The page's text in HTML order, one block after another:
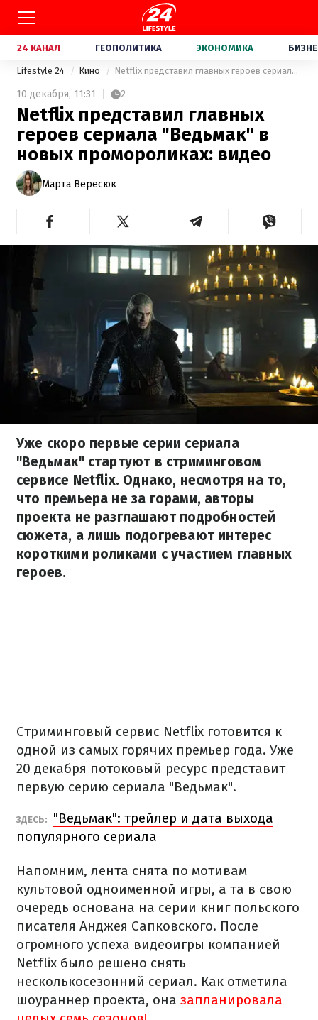
24 КАНАЛ ГЕОПОЛИТИКА ЭКОНОМИКА
Lifestyle 24 Кино Netflix представил главных героев сериала "Ведьмак" в новых промороликах: видео
10 декабря, 11:31 2
Netflix представил главных
героев сериала "Ведьмак" в
новых промороликах: видео
Марта Вересюк
Уже скоро первые серии сериала
"Ведьмак" стартуют в стриминговом
сервисе Netflix. Однако, несмотря на то,
что премьера не за горами, авторы
проекта не разглашают подробностей
сюжета, а лишь подогревают интерес
короткими роликами с участием главных
героев.
Стриминговый сервис Netflix готовится к
одной из самых горячих премьер года. Уже
20 декабря потоковый ресурс представит
первую серию сериала "Ведьмак".
ЗДЕСЬ:
"Ведьмак": трейлер и дата выхода
популярного сериала
Напомним, лента снята по мотивам
культовой одноименной игры, а та в свою
очередь основана на серии книг польского
писателя Анджея Сапковского. После
огромного успеха видеоигры компанией
Netflix было решено снять
несколькосезонний сериал. Как отметила
шоураннер проекта, она запланировала